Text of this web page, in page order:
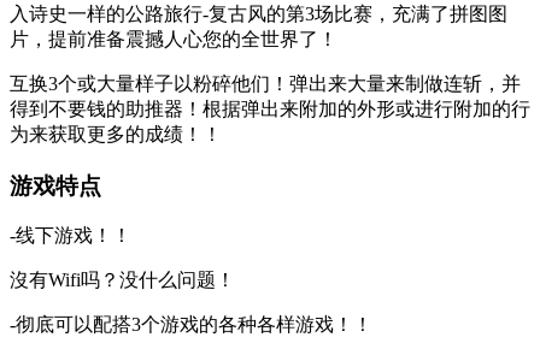
入诗史一样的公路旅行-复古风的第3场比赛，充满了拼图图
片，提前准备震撼人心您的全世界了！
互换3个或大量样子以粉碎他们！弹出来大量来制做连斩，并
得到不要钱的助推器！根据弹出来附加的外形或进行附加的行
为来获取更多的成绩！！
游戏特点
-线下游戏！！
沒有Wifi吗？没什么问题！
-彻底可以配搭3个游戏的各种各样游戏！！